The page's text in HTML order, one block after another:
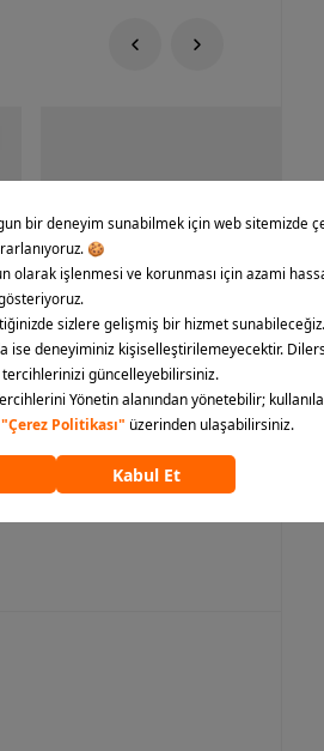
Nike Dunk Low Retro Erkek Spor